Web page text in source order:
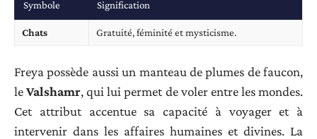
Symbole Signification
Chats Gratuité, féminité et mysticisme.
Freya possède aussi un manteau de plumes de faucon,
leValshamr, qui lui permet de voler entre les mondes.
Cet attribut accentue sa capacité à voyager et à
intervenir dans les affaires humaines et divines. La